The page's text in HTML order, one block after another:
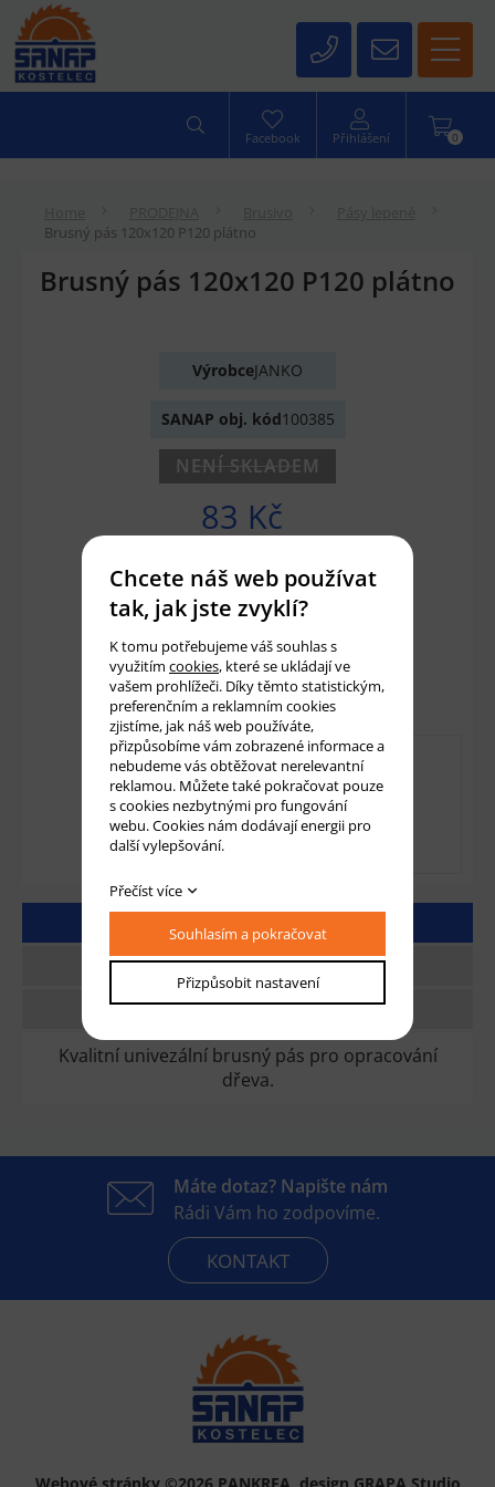
0
Facebook Přihlášení
Brusný pás 120x120 P120 plátno
Brusný pás 120x120 P120 plátno
VýrobceJANKO
SANAP obj. kód100385
NENÍ SKLADEM
83 Kč
Množství:
Přidat do košíku
TECHNICKÉ PARAMETRY
DOTAZ
Kvalitní univezální brusný pás pro opracování
dřeva.
Máte dotaz? Napište nám
Rádi Vám ho zodpovíme.
KONTAKT
Webové stránky ©2026 PANKREA design GRAPA Studio
Chcete náš web používat
tak, jak jste zvyklí?
K tomu potřebujeme váš souhlas s
využitím cookies, které se ukládají ve
vašem prohlížeči. Díky těmto statistickým,
preferenčním a reklamním cookies
zjistíme, jak náš web používáte,
přizpůsobíme vám zobrazené informace a
nebudeme vás obtěžovat nerelevantní
reklamou. Můžete také pokračovat pouze
s cookies nezbytnými pro fungování
webu. Cookies nám dodávají energii pro
další vylepšování.
Přečíst více
Souhlasím a pokračovat
Přizpůsobit nastavení